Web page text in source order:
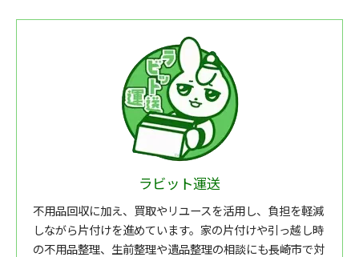
ラビット運送
不用品回収に加え、買取やリユースを活用し、負担を軽減
しながら片付けを進めています。家の片付けや引っ越し時
の不用品整理、生前整理や遺品整理の相談にも長崎市で対